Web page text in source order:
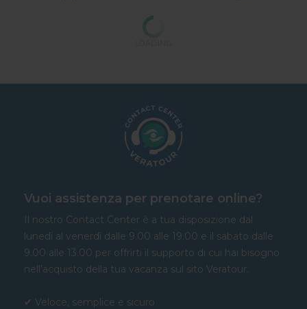
Vuoi assistenza per prenotare online?
Il nostro Contact Center è a tua disposizione dal
lunedì al venerdì dalle 9.00 alle 19.00 e il sabato dalle
9.00 alle 13.00 per offrirti il supporto di cui hai bisogno
nell’acquisto della tua vacanza sul sito Veratour.
✔ Veloce, semplice e sicuro